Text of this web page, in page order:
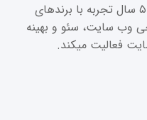
تیم حرفه‌ای رایووب با بیش از ۵ سال تجربه با برندهای
وب سایت، سئو و بهینه
فعالیت میکند.